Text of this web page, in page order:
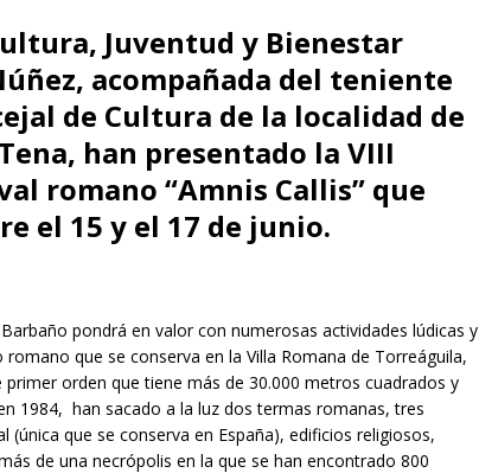
Juventud y Bienestar
acompañada del teniente
de Cultura de la localidad de
han presentado la VIII
romano “Amnis Callis” que
el 15 y el 17 de junio.
pondrá en valor con numerosas actividades lúdicas y
que se conserva en la Villa Romana de Torreáguila,
orden que tiene más de 30.000 metros cuadrados y
1984, han sacado a la luz dos termas romanas, tres
(única que se conserva en España), edificios religiosos,
de una necrópolis en la que se han encontrado 800